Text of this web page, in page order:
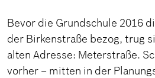
Bevor die Grundschule 2016
der Birkenstraße bezog, trug
alten Adresse: Meterstraße.
vorher – mitten in der